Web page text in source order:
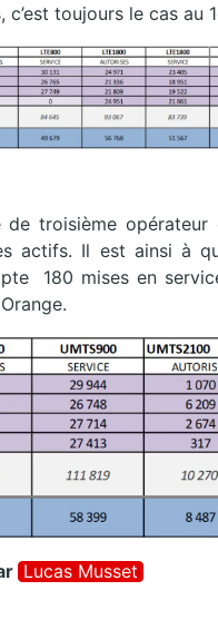
c’est toujours le cas au
de troisième
actifs. Il est ainsi à
180 mises en
Lucas Musset